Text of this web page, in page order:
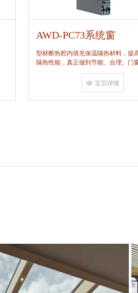
AWD-PC73系统窗
型材断热腔内填充保温隔热材料，提
隔热性能，真正做到节能、合理。门
角，采用多点挤压角码结构与加重型
结合完成，在通过角部加注德国双组
宝贝详情